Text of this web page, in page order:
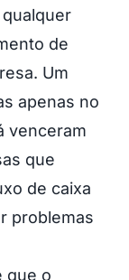
de
Um
apenas no
venceram
que
de caixa
problemas
que o